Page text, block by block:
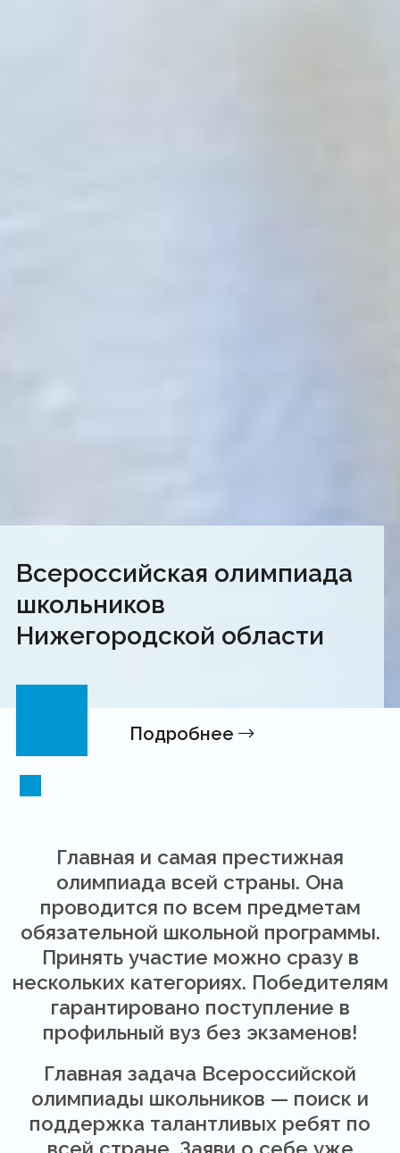
Всероссийская олимпиада
школьников
Нижегородской области
Подробнее
Главная и самая престижная
олимпиада всей страны. Она
проводится по всем предметам
обязательной школьной программы.
Принять участие можно сразу в
нескольких категориях. Победителям
гарантировано поступление в
профильный вуз без экзаменов!
Главная задача Всероссийской
олимпиады школьников — поиск и
поддержка талантливых ребят по
всей стране. Заяви о себе уже